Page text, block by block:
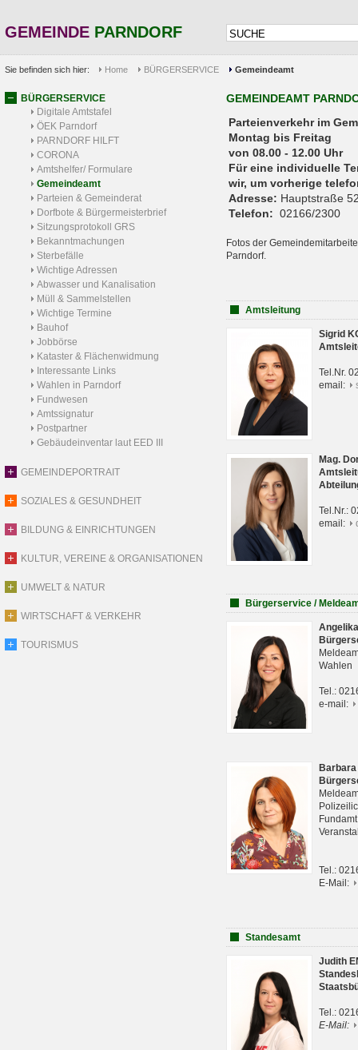
GEMEINDE PARNDORF
Sie befinden sich hier: Home BÜRGERSERVICE Gemeindeamt
BÜRGERSERVICE
Digitale Amtstafel
ÖEK Parndorf
PARNDORF HILFT
CORONA
Amtshelfer/ Formulare
Gemeindeamt
Parteien & Gemeinderat
Dorfbote & Bürgermeisterbrief
Sitzungsprotokoll GRS
Bekanntmachungen
Sterbefälle
Wichtige Adressen
Abwasser und Kanalisation
Müll & Sammelstellen
Wichtige Termine
Bauhof
Jobbörse
Kataster & Flächenwidmung
Interessante Links
Wahlen in Parndorf
Fundwesen
Amtssignatur
Postpartner
Gebäudeinventar laut EED III
GEMEINDEPORTRAIT
SOZIALES & GESUNDHEIT
BILDUNG & EINRICHTUNGEN
KULTUR, VEREINE & ORGANISATIONEN
UMWELT & NATUR
WIRTSCHAFT & VERKEHR
TOURISMUS
GEMEINDEAMT
Parteienverkehr
Montag bis Freitag
von 08.00 - 12.00 Uhr
Für eine individuelle
wir, um vorherige
Adresse: Hauptstraße
Telefon: 02166/2300
Fotos der
Parndorf.
Amtsleitung
Sigrid
Tel.Nr.
email:
Mag.
Tel.Nr.:
email:
Bürgerservice /
Wahlen
Tel.:
e-mail:
Tel.:
E-Mail:
Standesamt
Judith
Tel.:
E-Mail: